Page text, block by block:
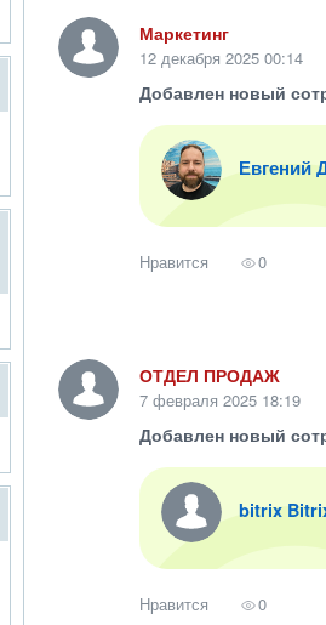
Маркетинг
12 декабря 2025 00:14
Добавлен новый
Евгений
Нравится 0
ОТДЕЛ ПРОДАЖ
7 февраля 2025 18:19
Добавлен новый
bitrix
Нравится 0